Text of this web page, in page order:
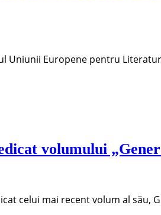
Uniunii Europene pentru
volumului
celui mai recent volum al său,